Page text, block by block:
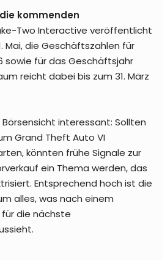
kommenden
Two Interactive veröffentlicht
Mai, die Geschäftszahlen für
sowie für das Geschäftsjahr
reicht dabei bis zum 31. März
interessant: Sollten
Grand Theft Auto VI
könnten frühe Signale zur
ein Thema werden, das
Entsprechend hoch ist die
alles, was nach einem
die nächste